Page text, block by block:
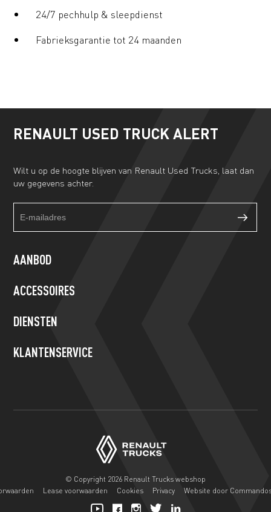
24/7 pechhulp & sleepdienst
Fabrieksgarantie tot 24 maanden
RENAULT USED TRUCK ALERT
Wilt u op de hoogte blijven van Renault Used Trucks, laat dan
uw gegevens achter.
footer
human,
leave
field
AANBOD
ACCESSOIRES
DIENSTEN
KLANTENSERVICE
© Copyright 2026 Renault Trucks webshop
Lease voorwaarden Cookies Privacy Website door